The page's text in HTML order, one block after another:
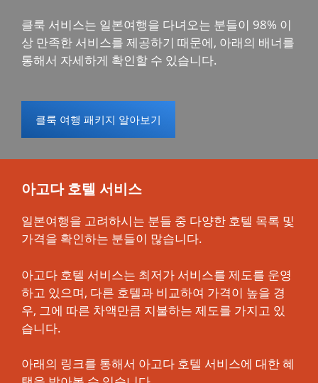
클룩 서비스는 일본여행을 다녀오는 분들이 98% 이
상 만족한 서비스를 제공하기 때문에, 아래의 배너를
통해서 자세하게 확인할 수 있습니다.
클룩 여행 패키지 알아보기
아고다 호텔 서비스
일본여행을 고려하시는 분들 중 다양한 호텔 목록 및
가격을 확인하는 분들이 많습니다.
아고다 호텔 서비스는 최저가 서비스를 제도를 운영
하고 있으며, 다른 호텔과 비교하여 가격이 높을 경
우, 그에 따른 차액만큼 지불하는 제도를 가지고 있
습니다.
아래의 링크를 통해서 아고다 호텔 서비스에 대한 혜